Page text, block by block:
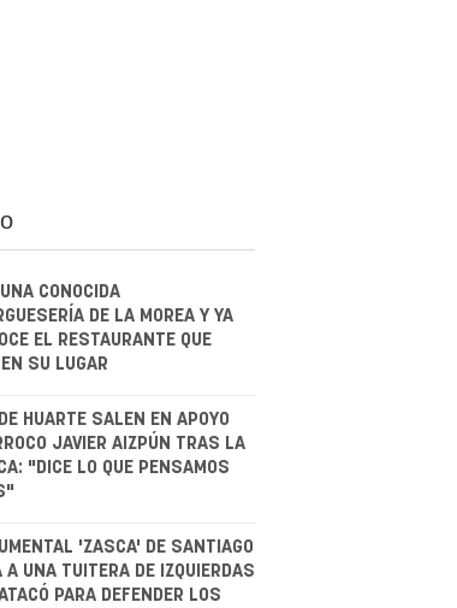
CONOCIDA
DE LA MOREA Y YA
EL RESTAURANTE QUE
SU LUGAR
HUARTE SALEN EN APOYO
JAVIER AIZPÚN TRAS LA
"DICE LO QUE PENSAMOS
'ZASCA' DE SANTIAGO
A UNA TUITERA DE IZQUIERDAS
PARA DEFENDER LOS